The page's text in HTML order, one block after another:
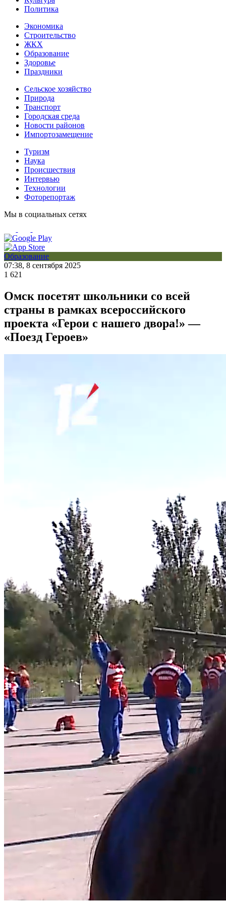
Политика
Экономика
Строительство
ЖКХ
Образование
Здоровье
Праздники
Сельское хозяйство
Природа
Транспорт
Городская среда
Новости районов
Импортозамещение
Туризм
Наука
Происшествия
Интервью
Технологии
Фоторепортаж
Мы в социальных сетях
Образование
07:38, 8 сентября 2025
1 621
Омск посетят школьники со всей
страны в рамках всероссийского
проекта «Герои с нашего двора!» —
«Поезд Героев»